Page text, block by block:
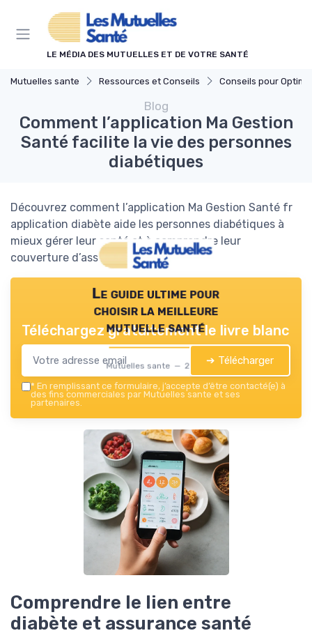
LE MÉDIA DES MUTUELLES ET DE VOTRE SANTÉ
Mutuelles sante Ressources et Conseils Conseils pour Optimiser sa
Blog
Comment l’application Ma Gestion
Santé facilite la vie des personnes
diabétiques
Découvrez comment l’application Ma Gestion Santé fr
application diabète aide les personnes diabétiques à
mieux gérer leur santé et à comprendre leur
couverture d’assurance santé.
Le guide ultime pour
choisir la meilleure
mutuelle santé
Mutuelles sante — 2026
Téléchargez gratuitement le livre blanc
➔ Télécharger
* En remplissant ce formulaire, j’accepte d’être contacté(e) à
des fins commerciales par Mutuelles sante et ses
partenaires.
Comprendre le lien entre
diabète et assurance santé